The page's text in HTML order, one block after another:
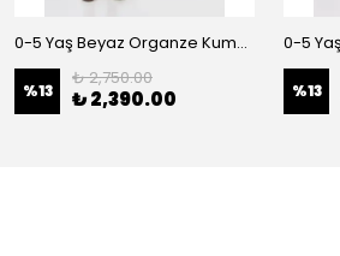
0-5 Yaş Beyaz Organze Kumaş Bel İnci Kemerli Midi Boy Arkası Lastikli Abiye
%13
₺ 2,750.00
₺ 2,390.00 %13